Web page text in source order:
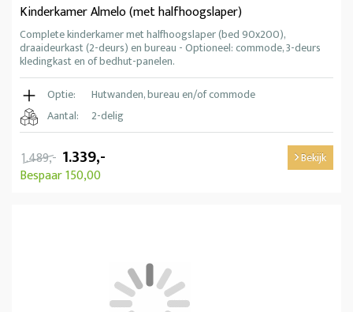
Kinderkamer Almelo (met halfhoogslaper)
Complete kinderkamer met halfhoogslaper (bed 90x200),
draaideurkast (2-deurs) en bureau - Optioneel: commode, 3-deurs
kledingkast en of bedhut-panelen.
Optie:
Hutwanden, bureau en/of commode
Aantal:
2-delig
1.489,- 1.339,-
Bespaar 150,00
Bekijk